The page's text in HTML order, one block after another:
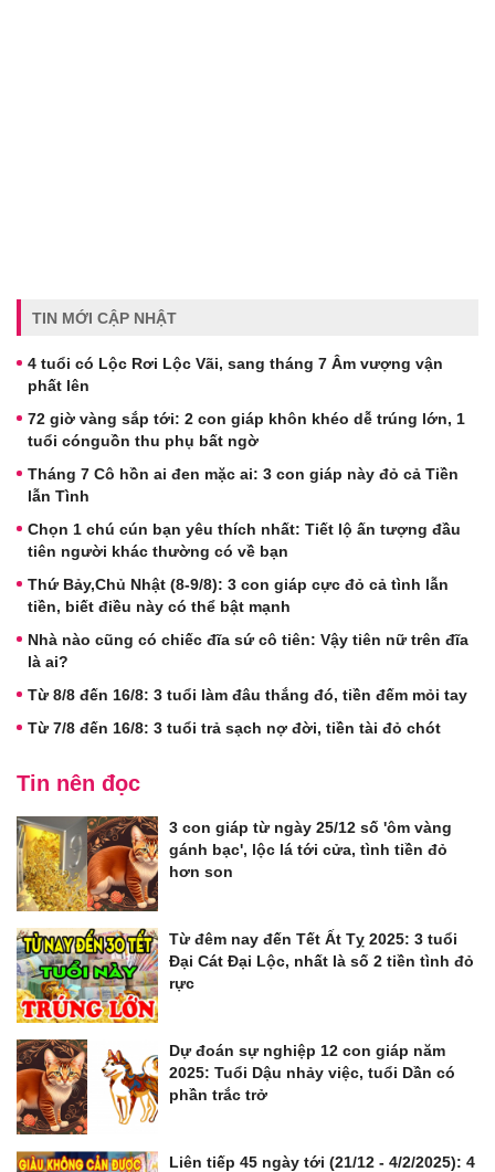
TIN MỚI CẬP NHẬT
4 tuổi có Lộc Rơi Lộc Vãi, sang tháng 7 Âm vượng vận
phất lên
72 giờ vàng sắp tới: 2 con giáp khôn khéo dễ trúng lớn, 1
tuổi cónguồn thu phụ bất ngờ
Tháng 7 Cô hồn ai đen mặc ai: 3 con giáp này đỏ cả Tiền
lẫn Tình
Chọn 1 chú cún bạn yêu thích nhất: Tiết lộ ấn tượng đầu
tiên người khác thường có về bạn
Thứ Bảy,Chủ Nhật (8-9/8): 3 con giáp cực đỏ cả tình lẫn
tiền, biết điều này có thể bật mạnh
Nhà nào cũng có chiếc đĩa sứ cô tiên: Vậy tiên nữ trên đĩa
là ai?
Từ 8/8 đến 16/8: 3 tuổi làm đâu thắng đó, tiền đếm mỏi tay
Từ 7/8 đến 16/8: 3 tuổi trả sạch nợ đời, tiền tài đỏ chót
Tin nên đọc
3 con giáp từ ngày 25/12 số 'ôm vàng
gánh bạc', lộc lá tới cửa, tình tiền đỏ
hơn son
Từ đêm nay đến Tết Ất Tỵ 2025: 3 tuổi
Đại Cát Đại Lộc, nhất là số 2 tiền tình đỏ
rực
Dự đoán sự nghiệp 12 con giáp năm
2025: Tuổi Dậu nhảy việc, tuổi Dần có
phần trắc trở
Liên tiếp 45 ngày tới (21/12 - 4/2/2025): 4